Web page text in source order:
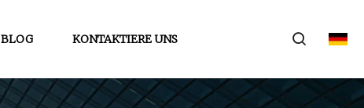
BLOG KONTAKTIERE UNS